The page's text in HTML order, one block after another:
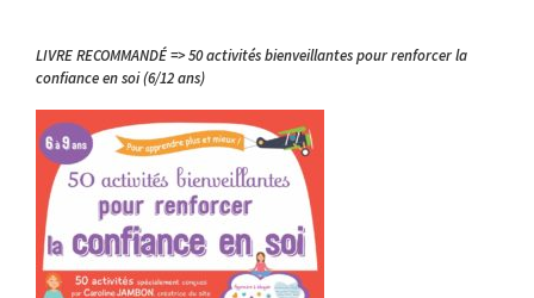
LIVRE RECOMMANDÉ => 50 activités bienveillantes pour renforcer la
confiance en soi (6/12 ans)